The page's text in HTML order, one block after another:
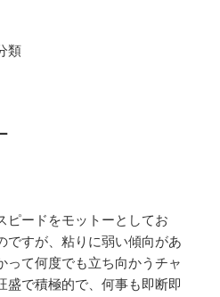
類
ピードをモットーとしてお
ですが、粘りに弱い傾向があ
って何度でも立ち向かうチャ
盛で積極的で、何事も即断即